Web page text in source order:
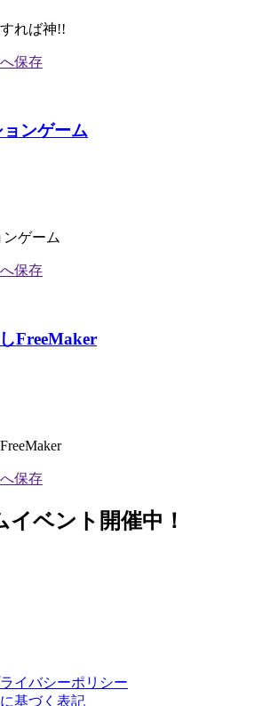
れば神!!
ョンゲーム
ンゲーム
FreeMaker
イベント開催中！
イバシーポリシー
基づく表記